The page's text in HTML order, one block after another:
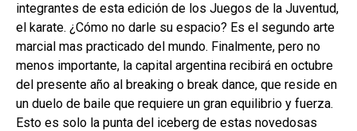
integrantes de esta edición de los Juegos de la Juventud,
el karate. ¿Cómo no darle su espacio? Es el segundo arte
marcial mas practicado del mundo. Finalmente, pero no
menos importante, la capital argentina recibirá en octubre
del presente año al breaking o break dance, que reside en
un duelo de baile que requiere un gran equilibrio y fuerza.
Esto es solo la punta del iceberg de estas novedosas